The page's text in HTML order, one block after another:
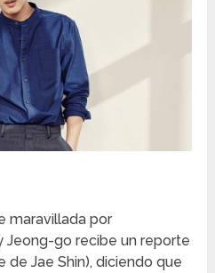
maravillada por
Jeong-go recibe un reporte
de Jae Shin), diciendo que